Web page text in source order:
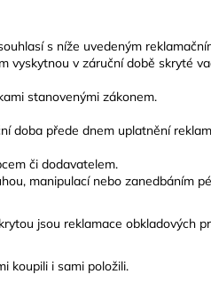
s níže uvedeným
vyskytnou v záruční době skryté
stanovenými zákonem.
doba přede dnem uplatnění
či dodavatelem.
manipulací nebo zanedbáním
jsou reklamace obkladových
koupili i sami položili.